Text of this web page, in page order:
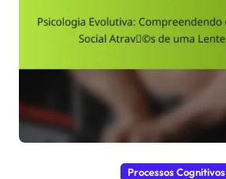
Processos Cognitivos